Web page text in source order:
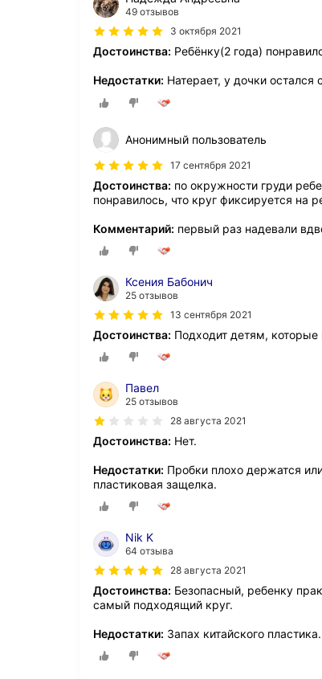
49 отзывов
3 октября 2021
Достоинства: Ребёнку(2 года)
Недостатки: Натерает, у дочки остался
Анонимный пользователь
17 сентября 2021
Достоинства: по окружности груди
понравилось, что круг фиксируется на
Комментарий: первый раз надевали
Ксения Бабонич
25 отзывов
13 сентября 2021
Достоинства: Подходит детям,
Павел
25 отзывов
28 августа 2021
Достоинства: Нет.
Недостатки: Пробки плохо держатся
пластиковая защелка.
Nik K
64 отзыва
28 августа 2021
Достоинства: Безопасный, ребенку
самый подходящий круг.
Недостатки: Запах китайского пластика.